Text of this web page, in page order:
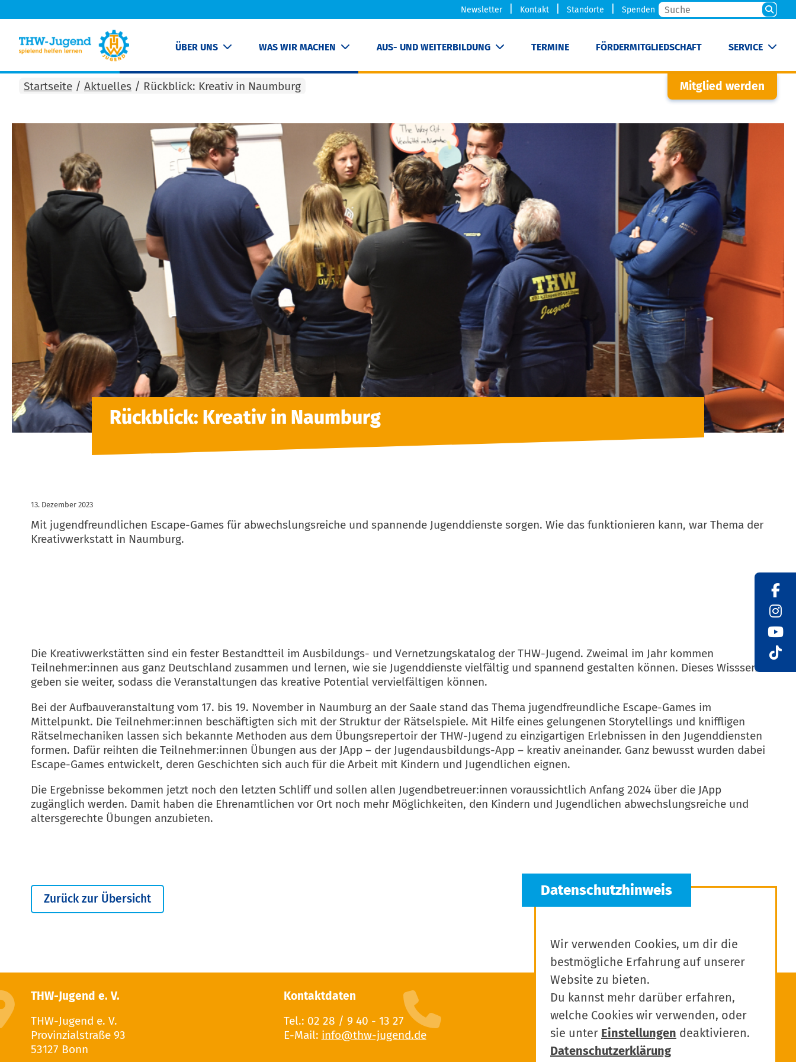
Newsletter Kontakt Standorte Spenden
ÜBER UNS WAS WIR MACHEN AUS- UND WEITERBILDUNG TERMINE FÖRDERMITGLIEDSCHAFT SERVICE
Mitglied werden
Startseite / Aktuelles / Rückblick: Kreativ in Naumburg
Rückblick: Kreativ in Naumburg
13. Dezember 2023
Mit jugendfreundlichen Escape-Games für abwechslungsreiche und spannende Jugenddienste sorgen. Wie das funktionieren kann, war Thema der
Kreativwerkstatt in Naumburg.
Die Kreativwerkstätten sind ein fester Bestandtteil im Ausbildungs- und Vernetzungskatalog der THW-Jugend. Zweimal im Jahr kommen
Teilnehmer:innen aus ganz Deutschland zusammen und lernen, wie sie Jugenddienste vielfältig und spannend gestalten können. Dieses Wisssen
geben sie weiter, sodass die Veranstaltungen das kreative Potential vervielfältigen können.
Bei der Aufbauveranstaltung vom 17. bis 19. November in Naumburg an der Saale stand das Thema jugendfreundliche Escape-Games im
Mittelpunkt. Die Teilnehmer:innen beschäftigten sich mit der Struktur der Rätselspiele. Mit Hilfe eines gelungenen Storytellings und kniffligen
Rätselmechaniken lassen sich bekannte Methoden aus dem Übungsrepertoir der THW-Jugend zu einzigartigen Erlebnissen in den Jugenddiensten
formen. Dafür reihten die Teilnehmer:innen Übungen aus der JApp – der Jugendausbildungs-App – kreativ aneinander. Ganz bewusst wurden dabei
Escape-Games entwickelt, deren Geschichten sich auch für die Arbeit mit Kindern und Jugendlichen eignen.
Die Ergebnisse bekommen jetzt noch den letzten Schliff und sollen allen Jugendbetreuer:innen voraussichtlich Anfang 2024 über die JApp
zugänglich werden. Damit haben die Ehrenamtlichen vor Ort noch mehr Möglichkeiten, den Kindern und Jugendlichen abwechslungsreiche und
altersgerechte Übungen anzubieten.
Zurück zur Übersicht
THW-Jugend e. V.
THW-Jugend e. V.
Provinzialstraße 93
53127 Bonn
Kontaktdaten
Tel.: 02 28 / 9 40 - 13 27
E-Mail:
Wir verwenden Cookies, um dir die
bestmögliche Erfahrung auf unserer
Website zu bieten.
Du kannst mehr darüber erfahren,
welche Cookies wir verwenden, oder
sie unter Einstellungen deaktivieren.
Datenschutzerklärung